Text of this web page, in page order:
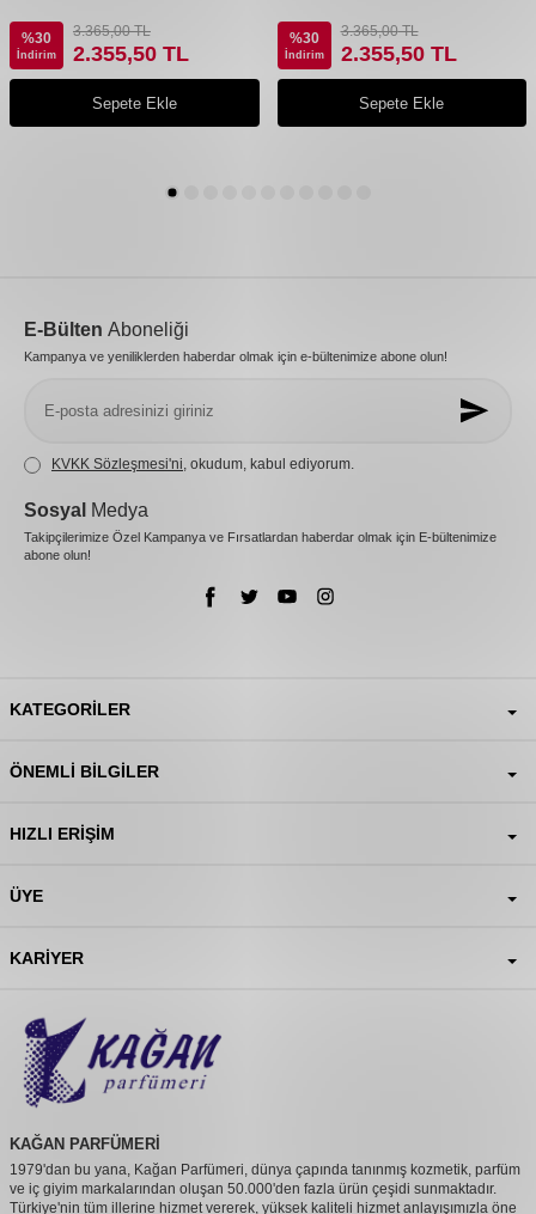
%30
İndirim
3.365,00TL
2.355,50 TL
Sepete Ekle
%30
İndirim
3.365,00TL
2.355,50TL
Sepete Ekle
E-Bülten Aboneliği
Kampanya ve yeniliklerden haberdar olmak için e-bültenimize abone olun!
KVKK Sözleşmesi'ni, okudum, kabul ediyorum.
Sosyal Medya
Takipçilerimize Özel Kampanya ve Fırsatlardan haberdar olmak için E-bültenimize
abone olun!
KATEGORILER
ÖNEMLI BILGILER
HIZLI ERIŞIM
ÜYE
KARIYER
KAĞAN PARFÜMERİ
1979'dan bu yana, Kağan Parfümeri, dünya çapında tanınmış kozmetik, parfüm
ve iç giyim markalarından oluşan 50.000'den fazla ürün çeşidi sunmaktadır.
Türkiye'nin tüm illerine hizmet vererek, yüksek kaliteli hizmet anlayışımızla öne